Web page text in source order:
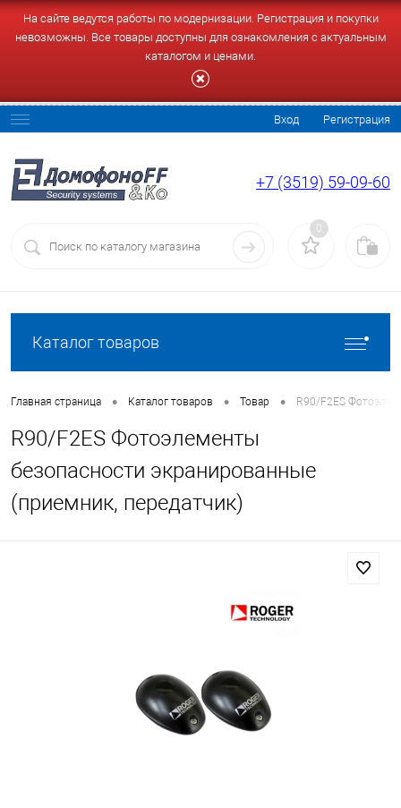
На сайте ведутся работы по модернизации. Регистрация и покупки
невозможны. Все товары доступны для ознакомления с актуальным
каталогом и ценами.
Вход Регистрация
+7 (3519) 59-09-60
0
Каталог товаров
Главная страница • Каталог товаров • Товар • R90/F2ES
R90/F2ES Фотоэлементы
безопасности экранированные
(приемник, передатчик)